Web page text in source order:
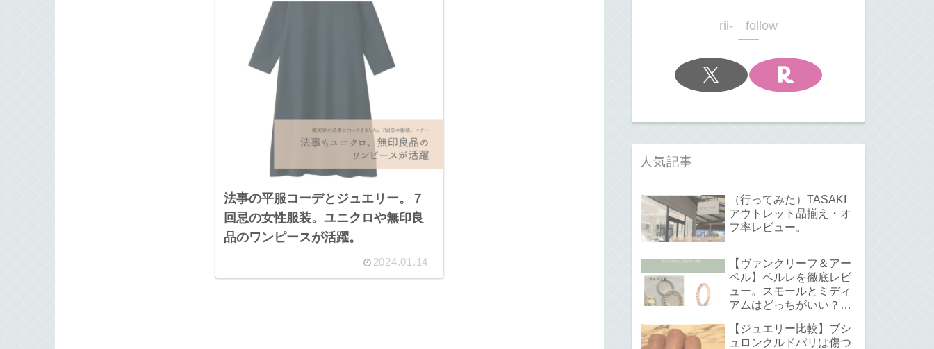
法事の平服コーデとジュエリー。７
回忌の女性服装。ユニクロや無印良
品のワンピースが活躍。
2024.01.14
rii- follow
人気記事
（行ってみた）TASAKI
アウトレット品揃え・オ
フ率レビュー。
【ヴァンクリーフ＆アー
ペル】ペルレを徹底レビ
ュー。スモールとミディ
アムはどっちがいい？サ
て。
【ジュエリー比較】ブシ
ュロンクルドパリは傷つ